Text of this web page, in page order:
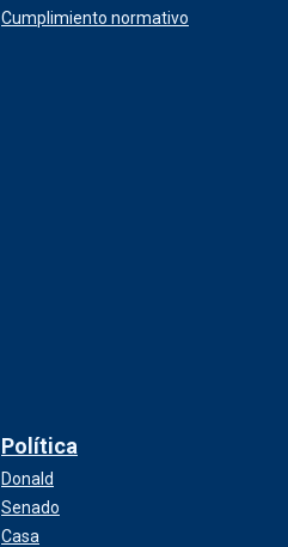
Cumplimiento normativo
Política
Donald
Senado
Casa